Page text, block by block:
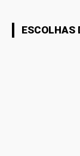
ESCOLHAS